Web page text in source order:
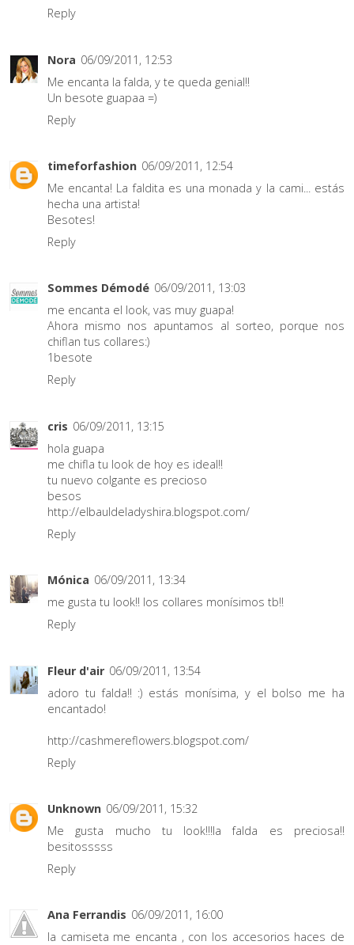
Reply
Nora 06/09/2011, 12:53
Me encanta la falda, y te queda genial!!
Un besote guapaa =)
Reply
timeforfashion 06/09/2011, 12:54
Me encanta! La faldita es una monada y la cami... estás
hecha una artista!
Besotes!
Reply
Sommes Démodé 06/09/2011, 13:03
me encanta el look, vas muy guapa!
Ahora mismo nos apuntamos al sorteo, porque nos
chiflan tus collares:)
1besote
Reply
cris 06/09/2011, 13:15
hola guapa
me chifla tu look de hoy es ideal!!
tu nuevo colgante es precioso
besos
http://elbauldeladyshira.blogspot.com/
Reply
Mónica 06/09/2011, 13:34
me gusta tu look!! los collares monísimos tb!!
Reply
Fleur d'air 06/09/2011, 13:54
adoro tu falda!! :) estás monísima, y el bolso me ha
encantado!
http://cashmereflowers.blogspot.com/
Reply
Unknown 06/09/2011, 15:32
Me gusta mucho tu look!!!la falda es preciosa!!
besitosssss
Reply
Ana Ferrandis 06/09/2011, 16:00
la camiseta me encanta , con los accesorios haces de